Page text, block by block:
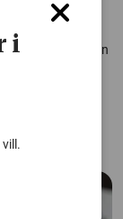
kan ha stor
Det visar en
i